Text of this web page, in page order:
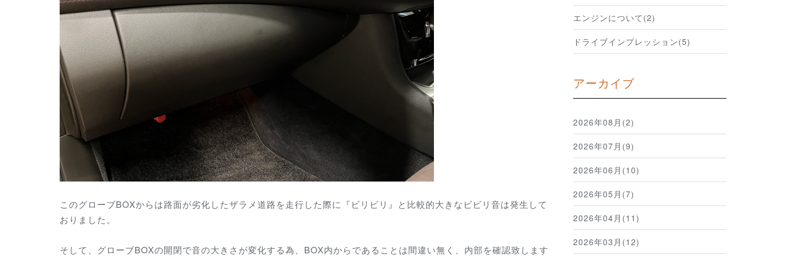
このグローブBOXからは路面が劣化したザラメ道路を走行した際に『ビリビリ』と比較的大きなビビリ音は発生して
おりました。
そして、グローブBOXの開閉で音の大きさが変化する為、BOX内からであることは間違い無く、内部を確認致します
エンジンについて(2)
ドライブインプレッション(5)
アーカイブ
2026年08月(2)
2026年07月(9)
2026年06月(10)
2026年05月(7)
2026年04月(11)
2026年03月(12)